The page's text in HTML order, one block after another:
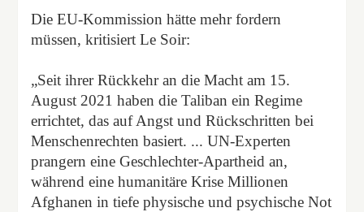
Die EU-Kommission hätte mehr fordern
müssen, kritisiert Le Soir:
„Seit ihrer Rückkehr an die Macht am 15.
August 2021 haben die Taliban ein Regime
errichtet, das auf Angst und Rückschritten bei
Menschenrechten basiert. ... UN-Experten
prangern eine Geschlechter-Apartheid an,
während eine humanitäre Krise Millionen
Afghanen in tiefe physische und psychische Not